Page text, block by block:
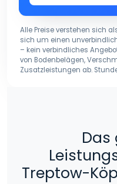
Alle Preise verstehen sich
sich um einen
– kein verbindliches
von Bodenbelägen,
Zusatzleistungen ab.
Das
Treptow-